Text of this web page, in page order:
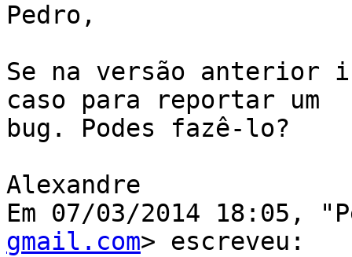
Pedro,
Se na versão anterior
caso para reportar um
bug. Podes fazê-lo?
Alexandre
Em 07/03/2014 18:05,
gmail.com> escreveu: